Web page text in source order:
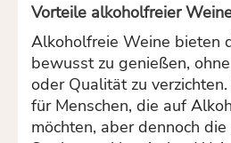
Vorteile alkoholfreier
Alkoholfreie Weine bieten
bewusst zu genießen,
oder Qualität zu
für Menschen, die auf
möchten, aber dennoch